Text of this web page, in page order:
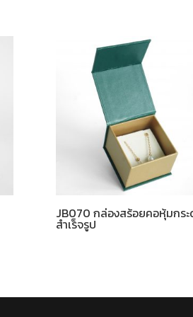
JB070 กล่องสร้อยคอหุ้มกระ
สำเร็จรูป